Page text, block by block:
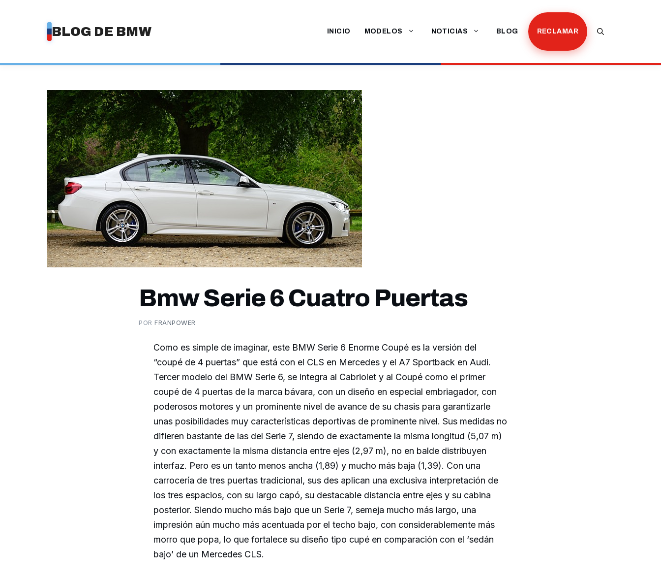
BLOG DE BMW INICIO MODELOS NOTICIAS BLOG RECLAMAR
Bmw Serie 6 Cuatro Puertas
PORFRANPOWER
Como es simple de imaginar, este BMW Serie 6 Enorme Coupé es la versión del
“coupé de 4 puertas” que está con el CLS en Mercedes y el A7 Sportback en Audi.
Tercer modelo del BMW Serie 6, se integra al Cabriolet y al Coupé como el primer
coupé de 4 puertas de la marca bávara, con un diseño en especial embriagador, con
poderosos motores y un prominente nivel de avance de su chasis para garantizarle
unas posibilidades muy características deportivas de prominente nivel. Sus medidas no
difieren bastante de las del Serie 7, siendo de exactamente la misma longitud (5,07 m)
y con exactamente la misma distancia entre ejes (2,97 m), no en balde distribuyen
interfaz. Pero es un tanto menos ancha (1,89) y mucho más baja (1,39). Con una
carrocería de tres puertas tradicional, sus des aplican una exclusiva interpretación de
los tres espacios, con su largo capó, su destacable distancia entre ejes y su cabina
posterior. Siendo mucho más bajo que un Serie 7, semeja mucho más largo, una
impresión aún mucho más acentuada por el techo bajo, con considerablemente más
morro que popa, lo que fortalece su diseño tipo cupé en comparación con el ‘sedán
bajo’ de un Mercedes CLS.